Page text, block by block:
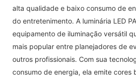
alta qualidade e baixo consumo de
do entretenimento. A luminária LED
equipamento de iluminação versátil
mais popular entre planejadores de
outros profissionais. Com sua
consumo de energia, ela emite cores